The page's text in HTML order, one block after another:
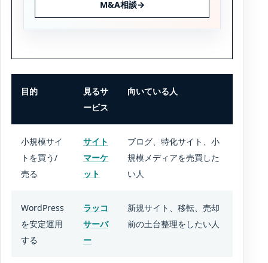
M&A相談→
目的
見るサ
ービス
向いている人
小規模サイ
トを買う/
売る
サイト
マーケ
ット
ブログ、特化サイト、小
規模メディアを売買した
い人
WordPress
を安定運用
する
ラッコ
サーバ
ー
新規サイト、移転、売却
前の土台整理をしたい人